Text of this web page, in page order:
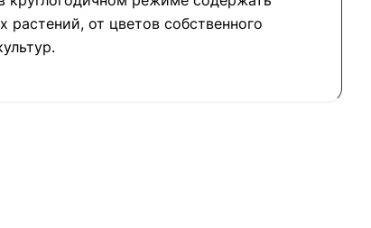
от цветов собственного